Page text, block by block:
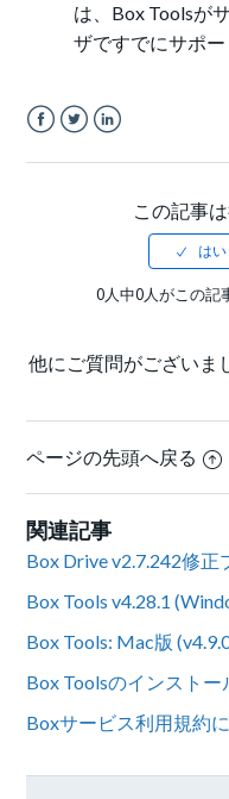
は、Box Toolsが
ザですでにサポー
この記事
0人中0人がこの記
他にご質問がございま
ページの先頭へ戻る
関連記事
Box Drive v2.7.242修正
Box Tools v4.28.1
Box Tools: Mac版
Box Toolsのインストー
Boxサービス利用規約